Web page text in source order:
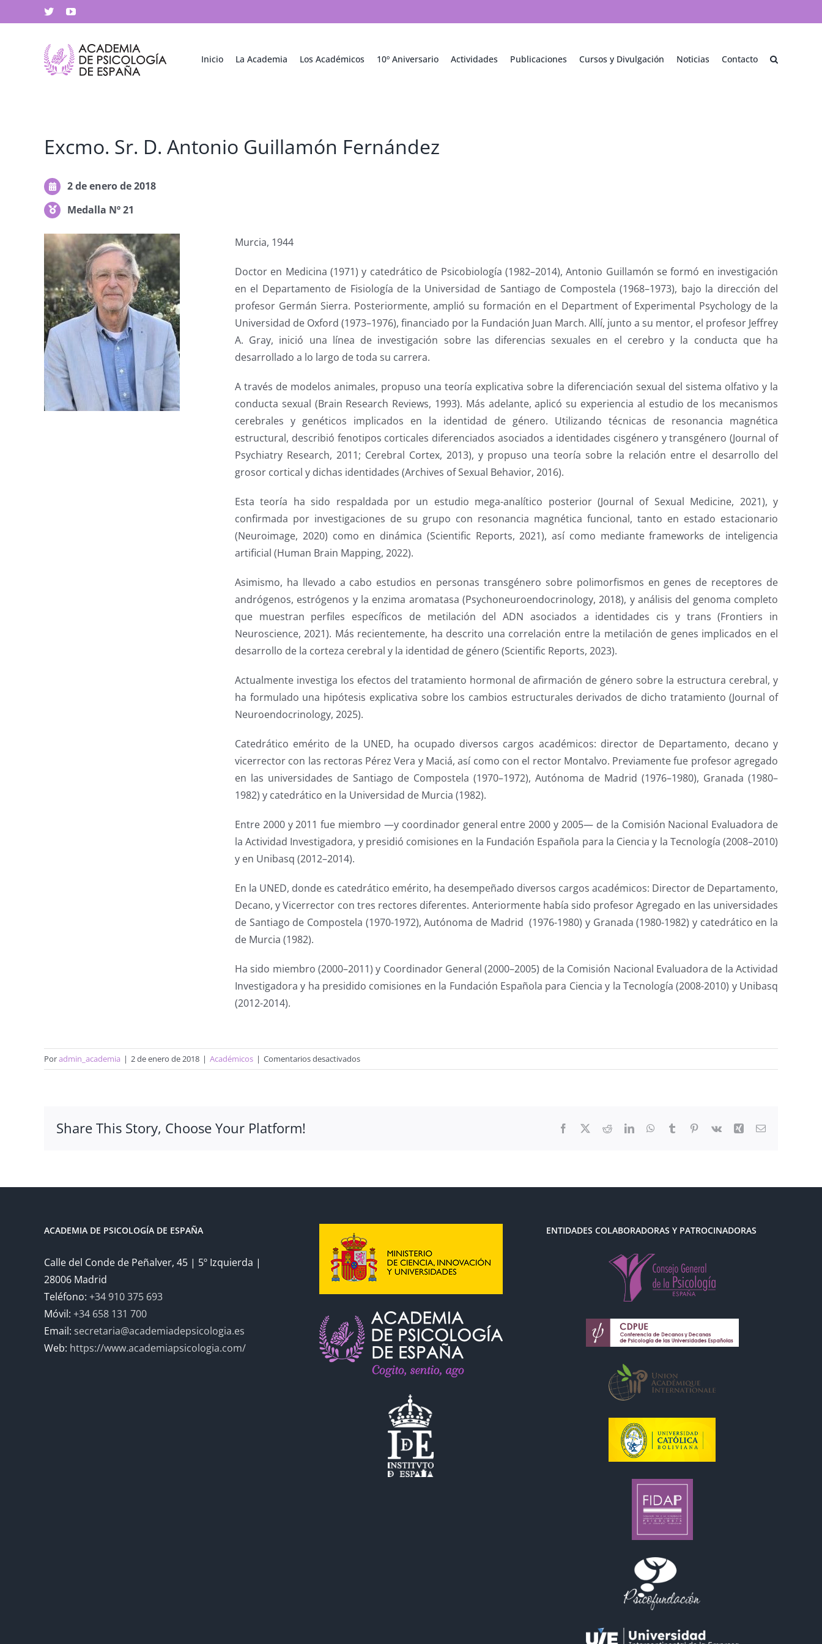
al
X YouTube
Inicio La Academia Los Académicos 10º Aniversario Actividades Publicaciones Cursos y Divulgación Noticias Contacto
Excmo. Sr. D. Antonio Guillamón Fernández
2 de enero de 2018
Medalla Nº 21
Murcia, 1944
Doctor en Medicina (1971) y catedrático de Psicobiología (1982–2014), Antonio Guillamón se formó en investigación
en el Departamento de Fisiología de la Universidad de Santiago de Compostela (1968–1973), bajo la dirección del
profesor Germán Sierra. Posteriormente, amplió su formación en el Department of Experimental Psychology de la
Universidad de Oxford (1973–1976), financiado por la Fundación Juan March. Allí, junto a su mentor, el profesor Jeffrey
A. Gray, inició una línea de investigación sobre las diferencias sexuales en el cerebro y la conducta que ha
desarrollado a lo largo de toda su carrera.
A través de modelos animales, propuso una teoría explicativa sobre la diferenciación sexual del sistema olfativo y la
conducta sexual (Brain Research Reviews, 1993). Más adelante, aplicó su experiencia al estudio de los mecanismos
cerebrales y genéticos implicados en la identidad de género. Utilizando técnicas de resonancia magnética
estructural, describió fenotipos corticales diferenciados asociados a identidades cisgénero y transgénero (Journal of
Psychiatry Research, 2011; Cerebral Cortex, 2013), y propuso una teoría sobre la relación entre el desarrollo del
grosor cortical y dichas identidades (Archives of Sexual Behavior, 2016).
Esta teoría ha sido respaldada por un estudio mega-analítico posterior (Journal of Sexual Medicine, 2021), y
confirmada por investigaciones de su grupo con resonancia magnética funcional, tanto en estado estacionario
(Neuroimage, 2020) como en dinámica (Scientific Reports, 2021), así como mediante frameworks de inteligencia
artificial (Human Brain Mapping, 2022).
Asimismo, ha llevado a cabo estudios en personas transgénero sobre polimorfismos en genes de receptores de
andrógenos, estrógenos y la enzima aromatasa (Psychoneuroendocrinology, 2018), y análisis del genoma completo
que muestran perfiles específicos de metilación del ADN asociados a identidades cis y trans (Frontiers in
Neuroscience, 2021). Más recientemente, ha descrito una correlación entre la metilación de genes implicados en el
desarrollo de la corteza cerebral y la identidad de género (Scientific Reports, 2023).
Actualmente investiga los efectos del tratamiento hormonal de afirmación de género sobre la estructura cerebral, y
ha formulado una hipótesis explicativa sobre los cambios estructurales derivados de dicho tratamiento (Journal of
Neuroendocrinology, 2025).
Catedrático emérito de la UNED, ha ocupado diversos cargos académicos: director de Departamento, decano y
vicerrector con las rectoras Pérez Vera y Maciá, así como con el rector Montalvo. Previamente fue profesor agregado
en las universidades de Santiago de Compostela (1970–1972), Autónoma de Madrid (1976–1980), Granada (1980–
1982) y catedrático en la Universidad de Murcia (1982).
Entre 2000 y 2011 fue miembro —y coordinador general entre 2000 y 2005— de la Comisión Nacional Evaluadora de
la Actividad Investigadora, y presidió comisiones en la Fundación Española para la Ciencia y la Tecnología (2008–2010)
y en Unibasq (2012–2014).
En la UNED, donde es catedrático emérito, ha desempeñado diversos cargos académicos: Director de Departamento,
Decano, y Vicerrector con tres rectores diferentes. Anteriormente había sido profesor Agregado en las universidades
de Santiago de Compostela (1970-1972), Autónoma de Madrid (1976-1980) y Granada (1980-1982) y catedrático en la
de Murcia (1982).
Ha sido miembro (2000–2011) y Coordinador General (2000–2005) de la Comisión Nacional Evaluadora de la Actividad
Investigadora y ha presidido comisiones en la Fundación Española para Ciencia y la Tecnología (2008-2010) y Unibasq
(2012-2014).
Poradmin_academia | 2 de enero de 2018 | Académicos | Comentarios desactivadosen
Excmo.
Share This Story, Choose Your Platform! Facebook RedditLinkedInWhatsApp
Tumblr Pinterest
Vk Xing Correo
ACADEMIA DE PSICOLOGÍA DE ESPAÑA
Calle del Conde de Peñalver, 45 | 5º Izquierda |
28006 Madrid
Teléfono: +34 910 375 693
Móvil: +34 658 131 700
Email: secretaria@academiadepsicologia.es
Web: https://www.academiapsicologia.com/
ENTIDADES COLABORADORAS Y PATROCINADORAS